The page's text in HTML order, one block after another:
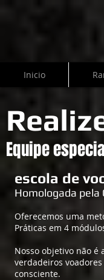
Inicio
Equipe
escola de
Homologada pela
Oferecemos uma
Práticas em 4
Nosso objetivo não é
verdadeiros
consciente.